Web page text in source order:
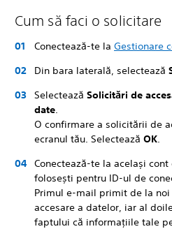
Cum să faci o solicitare
Conectează-te la Gestionare
Din bara laterală, selectează
Selectează Solicitări de
date.
O confirmare a solicitării de
ecranul tău. Selectează OK.
Conectează-te la același
folosești pentru ID-ul de
Primul e-mail primit de la
accesare a datelor, iar al
faptului că informațiile tale